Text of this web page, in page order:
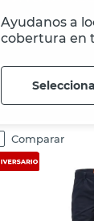
Ayudanos a
cobertura en
Comparar